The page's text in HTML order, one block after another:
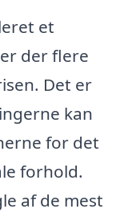
et
der flere
Det er
kan
for det
forhold.
af de mest